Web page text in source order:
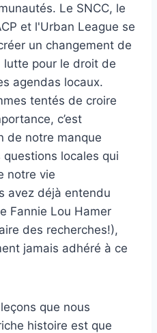
Le SNCC, le
et l'Urban League se
un changement de
lutte pour le droit de
agendas locaux.
tentés de croire
c’est
de notre manque
questions locales qui
notre vie
avez déjà entendu
Fannie Lou Hamer
des recherches!),
jamais adhéré à ce
que nous
histoire est que